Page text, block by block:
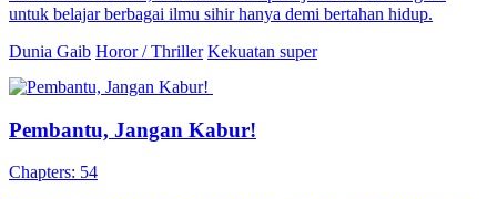
untuk belajar berbagai ilmu sihir hanya demi bertahan hidup.
Dunia Gaib Horor / Thriller Kekuatan super
Pembantu, Jangan Kabur!
Chapters: 54